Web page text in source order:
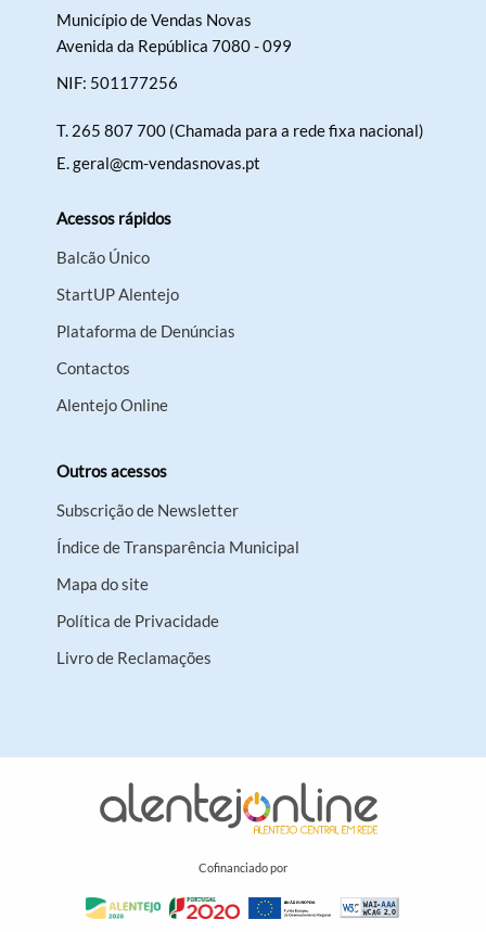
Município de Vendas Novas
Avenida da República 7080 - 099
NIF: 501177256
T. 265 807 700 (Chamada para a rede fixa nacional)
E.geral@cm-vendasnovas.pt
Acessos rápidos
Balcão Único
StartUP Alentejo
Plataforma de Denúncias
Contactos
Alentejo Online
Outros acessos
Subscrição de Newsletter
Índice de Transparência Municipal
Mapa do site
Política de Privacidade
Livro de Reclamações
Cofinanciado por